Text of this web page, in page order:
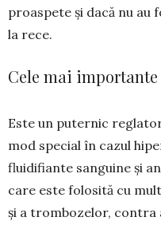
proaspete și dacă nu au
la rece.
Cele mai
Este un puternic
mod special în cazul
fluidifiante sanguine și
care este folosită cu
și a trom­bozelor,